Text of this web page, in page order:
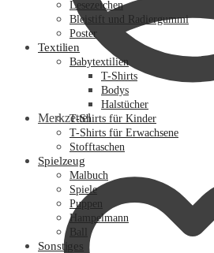
Merkzettel
Lesezeichen
Bleistift und Radiergummi
Poster
Textilien
Babytextilien
T-Shirts
Bodys
Halstücher
T-Shirts für Kinder
T-Shirts für Erwachsene
Stofftaschen
Spielzeug
Malbuch
Spiele
Puppen
Hampelmann
Ball
Sonstiges